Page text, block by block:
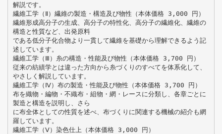
解説です。
繊維工学（Ⅱ）繊維の製造・構造及び物性（本体価格 3,000 円）
繊維形成高分子の生成、高分子の特性化、高分子の繊維化、繊維の
構造と性質など、出発原料
である低分子化合物より一貫して繊維を基礎から理解できるよう記
述しています。
繊維工学（Ⅲ）糸の構造・性能及び物性（本体価格 3,700 円）
従来の紡績学とは違った方向から糸づくりのすべてを体系化して、
やさしく解説しています。
繊維工学（Ⅳ）布の製造・性能及び物性（本体価格 3,700 円）
布を織物・編物・不織布・組物・網・レースに分類し、各章ごとに
製造と構造を説明し、さら
に布全体としての性質を述べ、布づくりに関連する機械の紹介も網
羅しています。
繊維工学（Ⅴ）染色仕上（本体価格 3,000 円）